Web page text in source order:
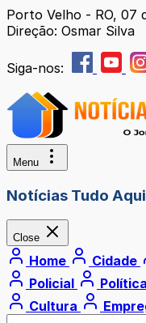
Porto Velho - RO, 07
Direção: Osmar Silva
Siga-nos:
Menu
Notícias Tudo Aqui
Close
Home Cidade
Policial
Política
Cultura